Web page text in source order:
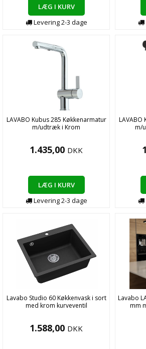
LÆG I KURV
Levering2-3 dage
LAVABO Kubus 285 Køkkenarmatur
m/udtræk i Krom
1.435,00 DKK
LÆG I KURV
Levering2-3 dage
LAVABO
m/
Lavabo Studio 60 Køkkenvask i sort
med krom kurveventil
1.588,00 DKK
Lavabo
mm